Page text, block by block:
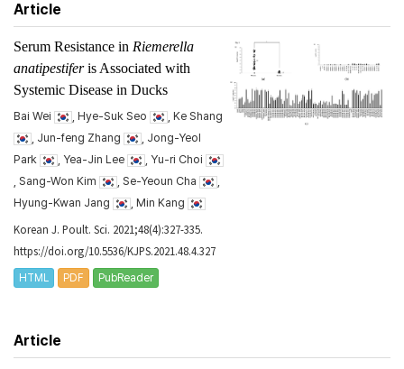
Article
Serum Resistance in Riemerella
anatipestiferis Associated with
Systemic Disease in Ducks
Bai Wei , Hye-Suk Seo
, Ke Shang
, Jun-feng Zhang
, Jong-Yeol
Park
, Yea-Jin Lee
, Yu-ri Choi
, Sang-Won Kim
, Se-Yeoun Cha
Hyung-Kwan Jang
, Min Kang
Korean J. Poult. Sci. 2021;48(4):327-335.
https://doi.org/10.5536/KJPS.2021.48.4.327
HTML PDF PubReader
Article